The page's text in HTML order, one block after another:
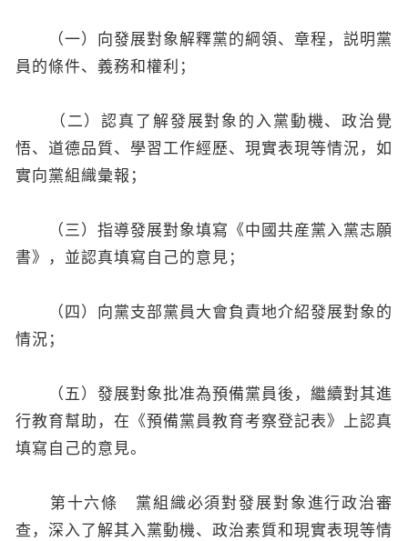
（一）向發展對象解釋黨的綱領、章程，説明黨
員的條件、義務和權利；
（二）認真了解發展對象的入黨動機、政治覺
悟、道德品質、學習工作經歷、現實表現等情況，如
實向黨組織彙報；
（三）指導發展對象填寫《中國共産黨入黨志願
書》，並認真填寫自己的意見；
（四）向黨支部黨員大會負責地介紹發展對象的
情況；
（五）發展對象批准為預備黨員後，繼續對其進
行教育幫助，在《預備黨員教育考察登記表》上認真
填寫自己的意見。
第十六條 黨組織必須對發展對象進行政治審
查，深入了解其入黨動機、政治素質和現實表現等情